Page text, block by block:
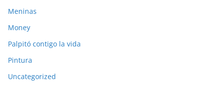
Meninas
Money
Palpitó contigo la vida
Pintura
Uncategorized